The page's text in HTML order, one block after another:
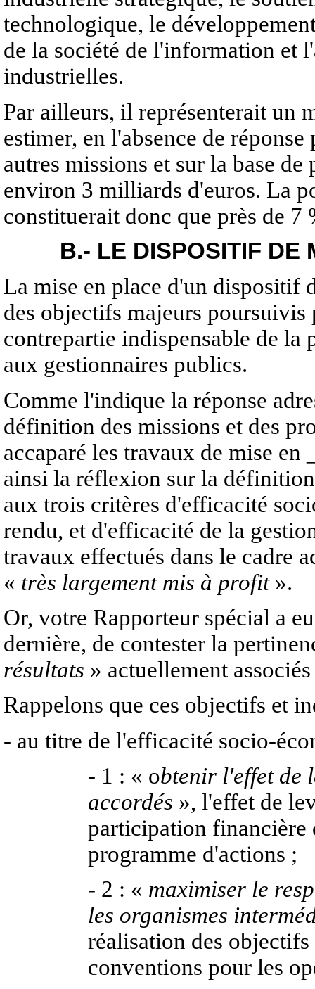
technologique, le
de la société de l'information et
industrielles.
Par ailleurs, il représenterait un
estimer, en l'absence de
autres missions et sur la base
environ 3 milliards d'euros. La
constituerait donc que près de 7
B.- LE DISPOSITIF DE
La mise en place d'un dispositif
des objectifs majeurs
contrepartie indispensable de
aux gestionnaires publics.
Comme l'indique la réponse
définition des missions et des
accaparé les travaux de mise
ainsi la réflexion sur la
aux trois critères d'efficacité
rendu, et d'efficacité de la
travaux effectués dans le cadre
« très largement mis à profit».
Or, votre Rapporteur spécial a
dernière, de contester la
résultats » actuellement
Rappelons que ces objectifs et
- au titre de l'efficacité socio-
- 1 : « obtenir l'effet de
accordés », l'effet de
participation financière
programme d'actions ;
- 2 : « maximiser le
les organismes
réalisation des
conventions pour les